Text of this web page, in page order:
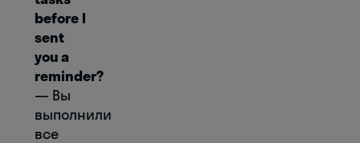
before I
sent
you a
reminder?
― Вы
выполнили
все